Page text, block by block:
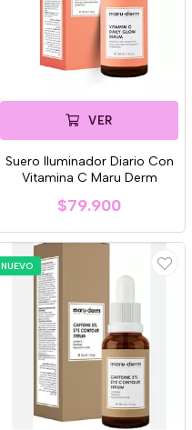
VER
Suero Iluminador Diario Con
Vitamina C Maru Derm
$79.900
NUEVO